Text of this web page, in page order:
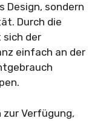
Design, sondern
Durch die
sich der
einfach an der
Verfügung,